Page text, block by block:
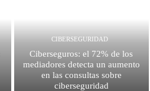
CIBERSEGURIDAD
Ciberseguros: el 72% de los
mediadores detecta un aumento
en las consultas sobre
ciberseguridad